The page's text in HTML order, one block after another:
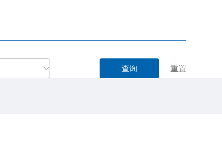
查询 重置